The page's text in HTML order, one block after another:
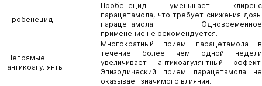
Пробенецид
Пробенецид уменьшает клиренс
парацетамола, что требует снижения дозы
парацетамола. Одновременное
применение не рекомендуется.
Непрямые
антикоагулянты
Многократный прием парацетамола в
течение более чем одной недели
увеличивает антикоагулянтный эффект.
Эпизодический прием парацетамола не
оказывает значимого влияния.